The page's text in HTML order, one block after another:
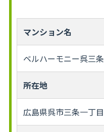
マンション名
ベルハーモニー呉三条
所在地
広島県呉市三条一丁目